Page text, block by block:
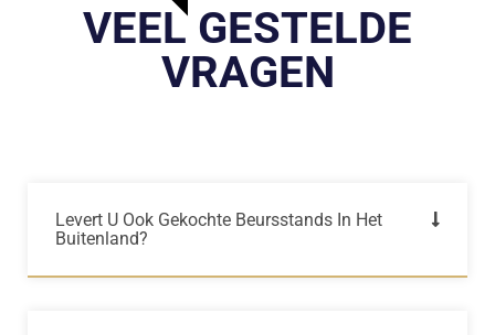
VEEL GESTELDE
VRAGEN
Levert U Ook Gekochte Beursstands In Het
Buitenland?